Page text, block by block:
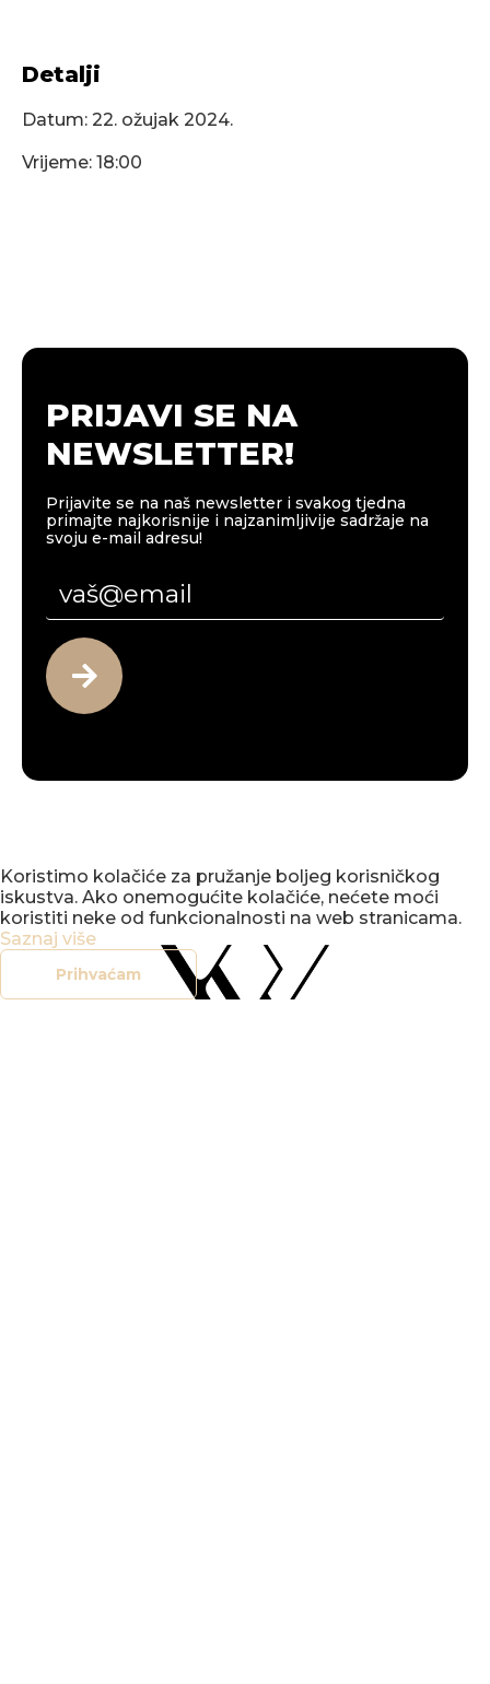
Detalji
Datum: 22. ožujak 2024.
Vrijeme: 18:00
PRIJAVI SE NA
NEWSLETTER!
Prijavite se na naš newsletter i svakog tjedna
primajte najkorisnije i najzanimljivije sadržaje na
svoju e-mail adresu!
Koristimo kolačiće za pružanje boljeg korisničkog
iskustva. Ako onemogućite kolačiće, nećete moći
koristiti neke od funkcionalnosti na web stranicama.
Saznaj više
Prihvaćam